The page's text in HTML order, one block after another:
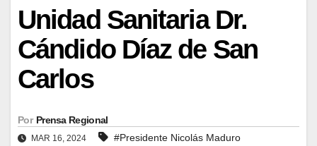
Unidad Sanitaria Dr.
Cándido Díaz de San
Carlos
Por Prensa Regional
MAR 16, 2024 #Presidente Nicolás Maduro